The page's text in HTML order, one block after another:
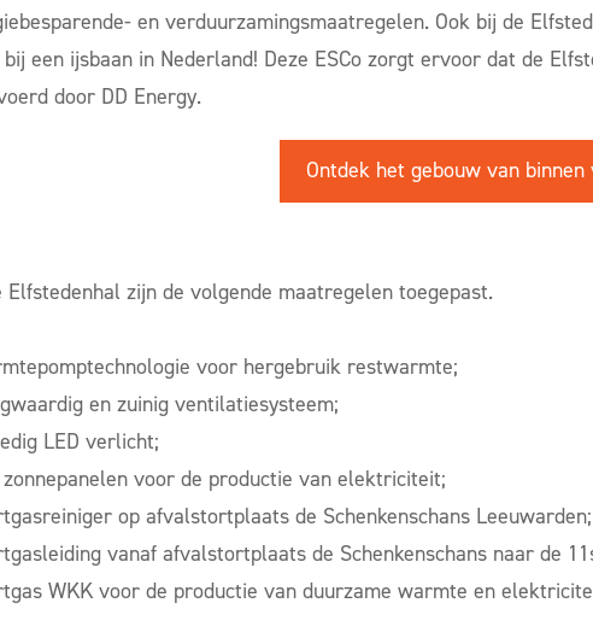
en verduurzamingsmaatregelen. Ook bij de
bij een ijsbaan in Nederland! Deze ESCo zorgt ervoor dat de
door DD Energy.
Ontdek het gebouw van
Elfstedenhal zijn de volgende maatregelen toegepast.
voor hergebruik restwarmte;
en zuinig ventilatiesysteem;
LED verlicht;
voor de productie van elektriciteit;
op afvalstortplaats de Schenkenschans Leeuwarden;
vanaf afvalstortplaats de Schenkenschans naar de
WKK voor de productie van duurzame warmte en